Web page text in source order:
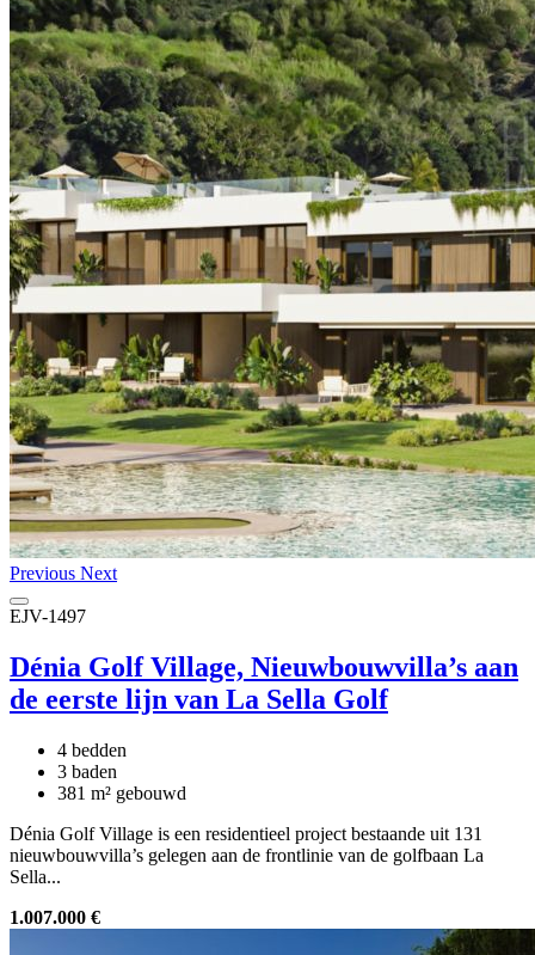
Previous Next
EJV-1497
Dénia Golf Village, Nieuwbouwvilla’s aan
de eerste lijn van La Sella Golf
4 bedden
3 baden
381 m² gebouwd
Dénia Golf Village is een residentieel project bestaande uit 131
nieuwbouwvilla’s gelegen aan de frontlinie van de golfbaan La
Sella...
1.007.000 €